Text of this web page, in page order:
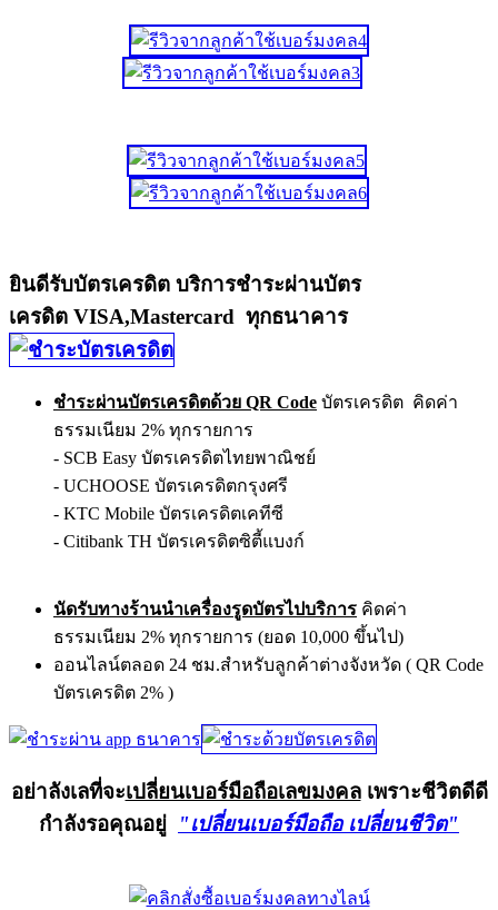
ยินดีรับบัตรเครดิต บริการชำระผ่านบัตร
เครดิต VISA,Mastercard ทุกธนาคาร
ชำระผ่านบัตรเครดิตด้วย QR Code บัตรเครดิต คิดค่า
ธรรมเนียม 2% ทุกรายการ
- SCB Easy บัตรเครดิตไทยพาณิชย์
- UCHOOSE บัตรเครดิตกรุงศรี
- KTC Mobile บัตรเครดิตเคทีซี
- Citibank TH บัตรเครดิตซิตี้แบงก์
นัดรับทางร้านนำเครื่องรูดบัตรไปบริการ คิดค่า
ธรรมเนียม 2% ทุกรายการ (ยอด 10,000 ขึ้นไป)
ออนไลน์ตลอด 24 ชม.สำหรับลูกค้าต่างจังหวัด ( QR Code
บัตรเครดิต 2% )
อย่าลังเลที่จะเปลี่ยนเบอร์มือถือเลขมงคลเพราะชีวิตดีดี
กำลังรอคุณอยู่
"เปลี่ยนเบอร์มือถือ เปลี่ยนชีวิต"